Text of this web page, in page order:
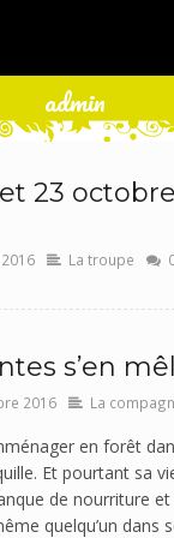
admin
23
La troupe
s’en
2016 La
en forêt
Et pourtant sa
de nourriture
quelqu’un dans